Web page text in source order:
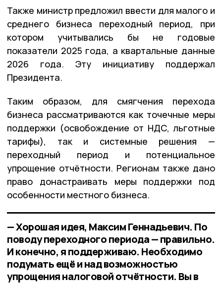
Также министр предложил ввести для малого и
среднего бизнеса переходный период, при
котором учитывались бы не годовые
показатели 2025 года, а квартальные данные
2026 года. Эту инициативу поддержал
Президента.
Таким образом, для смягчения перехода
бизнеса рассматриваются как точечные меры
поддержки (освобождение от НДС, льготные
тарифы), так и системные решения —
переходный период и потенциальное
упрощение отчётности. Регионам также дано
право донастраивать меры поддержки под
особенности местного бизнеса.
— Хорошая идея, Максим Геннадьевич. По
поводу переходного периода — правильно.
И конечно, я поддерживаю. Необходимо
подумать ещё и над возможностью
упрощения налоговой отчётности. Вы в